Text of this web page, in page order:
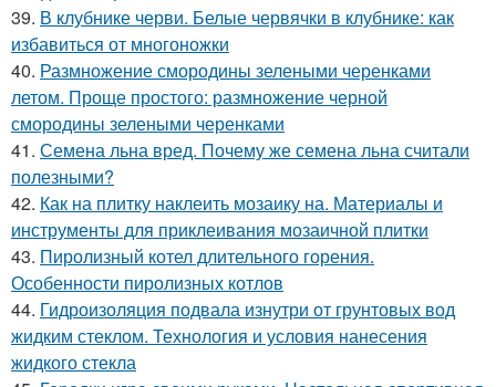
39. В клубнике черви. Белые червячки в клубнике: как
избавиться от многоножки
40. Размножение смородины зелеными черенками
летом. Проще простого: размножение черной
смородины зелеными черенками
41. Семена льна вред. Почему же семена льна считали
полезными?
42. Как на плитку наклеить мозаику на. Материалы и
инструменты для приклеивания мозаичной плитки
43. Пиролизный котел длительного горения.
Особенности пиролизных котлов
44. Гидроизоляция подвала изнутри от грунтовых вод
жидким стеклом. Технология и условия нанесения
жидкого стекла